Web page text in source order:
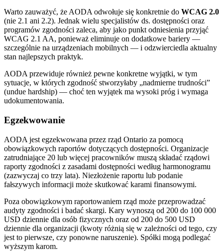
Warto zauważyć, że AODA odwołuje się konkretnie do WCAG 2.0
(nie 2.1 ani 2.2). Jednak wielu specjalistów ds. dostępności oraz
programów zgodności zaleca, aby jako punkt odniesienia przyjąć
WCAG 2.1 AA, ponieważ eliminuje on dodatkowe bariery —
szczególnie na urządzeniach mobilnych — i odzwierciedla aktualny
stan najlepszych praktyk.
AODA przewiduje również pewne konkretne wyjątki, w tym
sytuacje, w których zgodność stworzyłaby „nadmierne trudności”
(undue hardship) — choć ten wyjątek ma wysoki próg i wymaga
udokumentowania.
Egzekwowanie
AODA jest egzekwowana przez rząd Ontario za pomocą
obowiązkowych raportów dotyczących dostępności. Organizacje
zatrudniające 20 lub więcej pracowników muszą składać rządowi
raporty zgodności z zasadami dostępności według harmonogramu
(zazwyczaj co trzy lata). Niezłożenie raportu lub podanie
fałszywych informacji może skutkować karami finansowymi.
Poza obowiązkowym raportowaniem rząd może przeprowadzać
audyty zgodności i badać skargi. Kary wynoszą od 200 do 100 000
USD dziennie dla osób fizycznych oraz od 200 do 500 USD
dziennie dla organizacji (kwoty różnią się w zależności od tego, czy
jest to pierwsze, czy ponowne naruszenie). Spółki mogą podlegać
wyższym karom.